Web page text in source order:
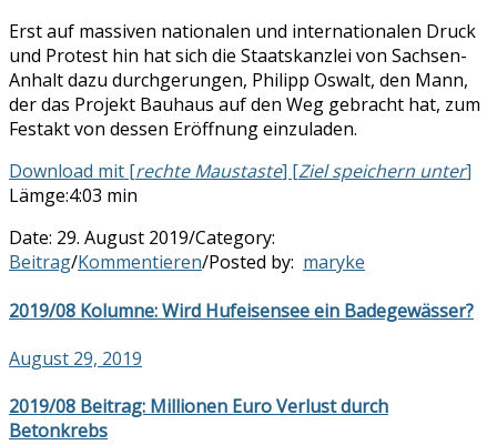
Erst auf massiven nationalen und internationalen Druck
und Protest hin hat sich die Staatskanzlei von Sachsen-
Anhalt dazu durchgerungen, Philipp Oswalt, den Mann,
der das Projekt Bauhaus auf den Weg gebracht hat, zum
Festakt von dessen Eröffnung einzuladen.
Download mit [rechte Maustaste] [Ziel speichern unter]
Lämge:4:03 min
Date: 29. August 2019/Category:
Beitrag/Kommentieren/Posted by: maryke
2019/08 Kolumne: Wird Hufeisensee ein Badegewässer?
August 29, 2019
2019/08 Beitrag: Millionen Euro Verlust durch
Betonkrebs